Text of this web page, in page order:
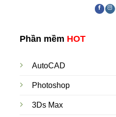
Phần mềm HOT
AutoCAD
Photoshop
3Ds Max